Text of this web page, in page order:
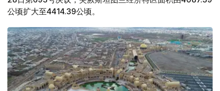
公顷扩大至4414.39公顷。